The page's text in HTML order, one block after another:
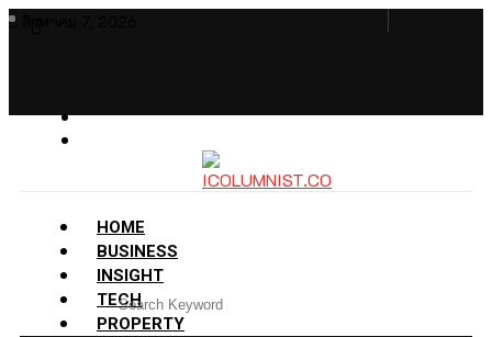
HOME
BUSINESS
INSIGHT
TECH
PROPERTY